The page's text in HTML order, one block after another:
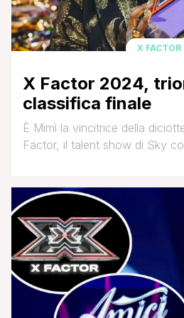
X FACTOR
X Factor 2024,
classifica finale
È Mimì la vincitrice della
Factor, il talent show di Sky
da Manuel Agnelli, si è
storica finalissima di piazza del
Al secondo posto i Les